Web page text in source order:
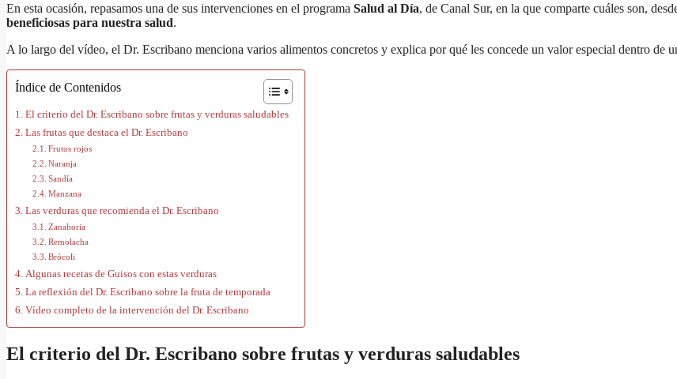
En esta ocasión, repasamos una de sus intervenciones en el programa Salud al Día, de Canal Sur, en la que comparte cuáles son,
beneficiosas para nuestra salud.
A lo largo del vídeo, el Dr. Escribano menciona varios alimentos concretos y explica por qué les concede un valor especial dentro de
Índice de Contenidos
El criterio del Dr. Escribano sobre frutas y verduras saludables
Las frutas que destaca el Dr. Escribano
Frutos rojos
Naranja
Sandía
Manzana
Las verduras que recomienda el Dr. Escribano
Zanahoria
Remolacha
Brócoli
Algunas recetas de Guisos con estas verduras
La reflexión del Dr. Escribano sobre la fruta de temporada
Vídeo completo de la intervención del Dr. Escribano
El criterio del Dr. Escribano sobre frutas y verduras saludables